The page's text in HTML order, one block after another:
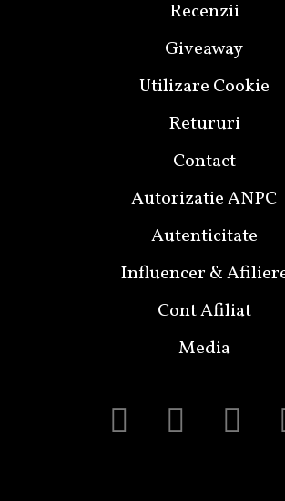
Recenzii
Giveaway
Utilizare Cookie
Retururi
Contact
Autorizatie ANPC
Autenticitate
Influencer &
Cont Afiliat
Media